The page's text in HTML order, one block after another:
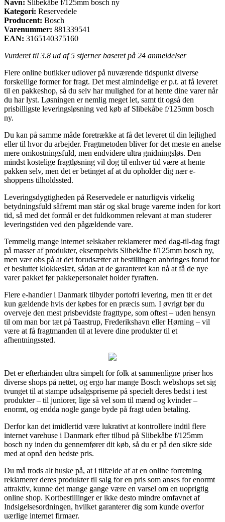
Navn: Slibekåbe f/125mm bosch ny
Kategori: Reservedele
Producent: Bosch
Varenummer: 881339541
EAN: 3165140375160
Vurderet til 3.8 ud af 5 stjerner baseret på 24 anmeldelser
Flere online butikker udlover på nuværende tidspunkt diverse
forskellige former for fragt. Det mest almindelige er p.t. at få leveret
til en pakkeshop, så du selv har mulighed for at hente dine varer når
du har lyst. Løsningen er nemlig meget let, samt tit også den
prisbilligste leveringsløsning ved køb af Slibekåbe f/125mm bosch
ny.
Du kan på samme måde foretrække at få det leveret til din lejlighed
eller til hvor du arbejder. Fragtmetoden bliver for det meste en anelse
mere omkostningsfuld, men endvidere ultra gnidningsløs. Den
mindst kostelige fragtløsning vil dog til enhver tid være at hente
pakken selv, men det er betinget af at du opholder dig nær e-
shoppens tilholdssted.
Leveringsdygtigheden på Reservedele er naturligvis virkelig
betydningsfuld såfremt man står og skal bruge varerne inden for kort
tid, så med det formål er det fuldkommen relevant at man studerer
leveringstiden ved den pågældende vare.
Temmelig mange internet selskaber reklamerer med dag-til-dag fragt
på masser af produkter, eksempelvis Slibekåbe f/125mm bosch ny,
men vær obs på at det forudsætter at bestillingen anbringes forud for
et besluttet klokkeslæt, sådan at de garanteret kan nå at få de nye
varer pakket før pakkepersonalet holder fyraften.
Flere e-handler i Danmark tilbyder portofri levering, men tit er det
kun gældende hvis der købes for en præcis sum. I øvrigt bør du
overveje den mest prisbevidste fragttype, som oftest – uden hensyn
til om man bor tæt på Taastrup, Frederikshavn eller Hørning – vil
være at få fragtmanden til at levere dine produkter til et
afhentningssted.
Det er efterhånden ultra simpelt for folk at sammenligne priser hos
diverse shops på nettet, og ergo har mange Bosch webshops set sig
tvunget til at stampe udsalgspriserne på specielt deres bedst i test
produkter – til juniorer, lige så vel som til mænd og kvinder –
enormt, og endda nogle gange byde på fragt uden betaling.
Derfor kan det imidlertid være lukrativt at kontrollere indtil flere
internet varehuse i Danmark efter tilbud på Slibekåbe f/125mm
bosch ny inden du gennemfører dit køb, så du er på den sikre side
med at opnå den bedste pris.
Du må trods alt huske på, at i tilfælde af at en online forretning
reklamerer deres produkter til salg for en pris som anses for enormt
attraktiv, kunne det mange gange være en varsel om en uoprigtig
online shop. Kortbestillinger er ikke desto mindre omfavnet af
Indsigelsesordningen, hvilket garanterer dig som kunde overfor
uærlige internet firmaer.